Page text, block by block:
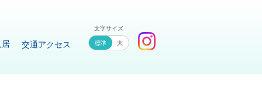
交通アクセス
文字サイズ
大